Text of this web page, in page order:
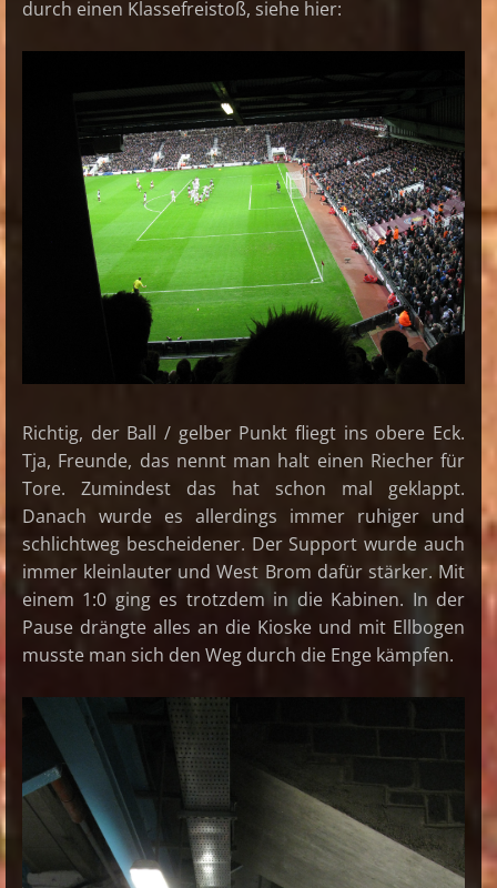
durch einen Klassefreistoß, siehe hier:
Richtig, der Ball / gelber Punkt fliegt ins obere Eck.
Tja, Freunde, das nennt man halt einen Riecher für
Tore. Zumindest das hat schon mal geklappt.
Danach wurde es allerdings immer ruhiger und
schlichtweg bescheidener. Der Support wurde auch
immer kleinlauter und West Brom dafür stärker. Mit
einem 1:0 ging es trotzdem in die Kabinen. In der
Pause drängte alles an die Kioske und mit Ellbogen
musste man sich den Weg durch die Enge kämpfen.